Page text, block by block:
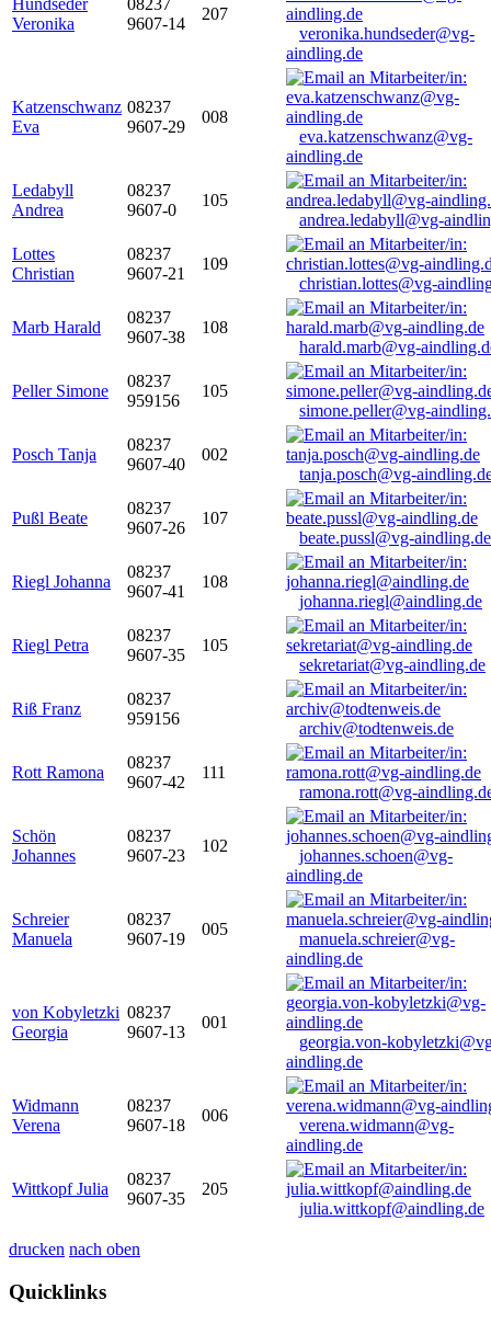
Hundseder
Veronika
08237
9607-14
207
veronika.hundseder@vg-
aindling.de
Katzenschwanz
Eva
08237
9607-29
008
eva.katzenschwanz@vg-
aindling.de
Ledabyll
Andrea
08237
9607-0
105
andrea.ledabyll@vg-
Lottes
Christian
08237
9607-21
109
christian.lottes@vg-
Marb Harald
08237
9607-38
108
harald.marb@vg-
Peller Simone
08237
959156
105
simone.peller@vg-
Posch Tanja
08237
9607-40
002
tanja.posch@vg-
Pußl Beate
08237
9607-26
107
beate.pussl@vg-aindling.de
Riegl Johanna
08237
9607-41
108
johanna.riegl@aindling.de
Riegl Petra
08237
9607-35
105
sekretariat@vg-aindling.de
Riß Franz
08237
959156
archiv@todtenweis.de
Rott Ramona
08237
9607-42
111
ramona.rott@vg-
Schön
Johannes
08237
9607-23
102
johannes.schoen@vg-
aindling.de
Schreier
Manuela
08237
9607-19
005
manuela.schreier@vg-
aindling.de
von Kobyletzki
Georgia
08237
9607-13
001
georgia.von-
aindling.de
Widmann
Verena
08237
9607-18
006
verena.widmann@vg-
aindling.de
Wittkopf Julia
08237
9607-35
205
julia.wittkopf@aindling.de
drucken nach oben
Quicklinks